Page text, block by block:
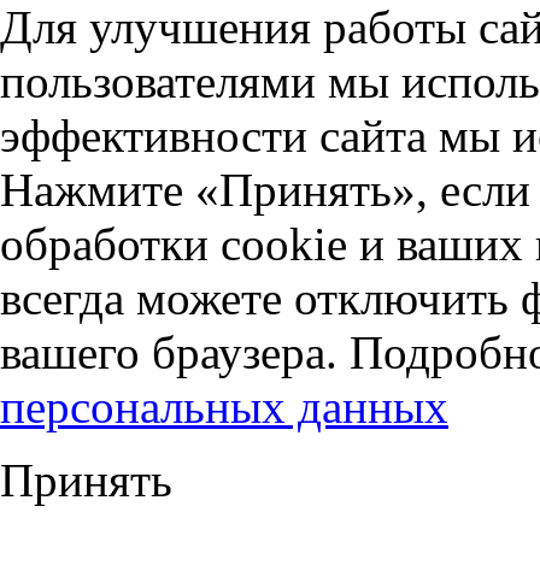
Для улучшения работы
пользователями мы
эффективности сайта мы
Нажмите «Принять», если
обработки cookie и
всегда можете отключить
вашего браузера.
персональных данных
Принять